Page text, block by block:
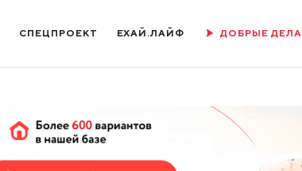
СПЕЦПРОЕКТ ЕХАЙ.ЛАЙФ ДОБРЫЕ ДЕЛА